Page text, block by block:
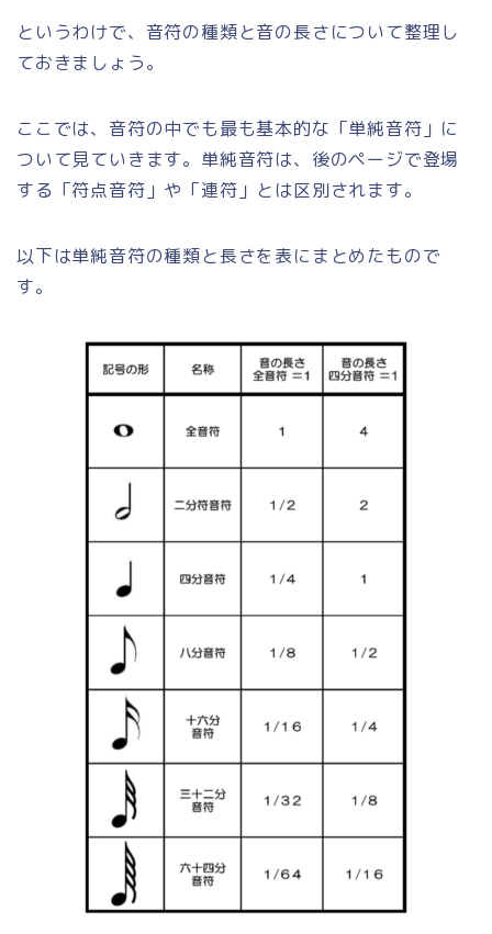
というわけで、音符の種類と音の長さについて整理し
ておきましょう。
ここでは、音符の中でも最も基本的な「単純音符」に
ついて見ていきます。単純音符は、後のページで登場
する「符点音符」や「連符」とは区別されます。
以下は単純音符の種類と長さを表にまとめたもので
す。